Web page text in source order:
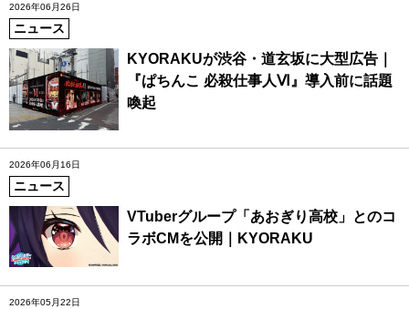
2026年06月26日
ニュース
KYORAKUが渋谷・道玄坂に大型広告｜
『ぱちんこ 必殺仕事人Ⅵ』導入前に話題
喚起
2026年06月16日
ニュース
VTuberグループ「あおぎり高校」とのコ
ラボCMを公開｜KYORAKU
2026年05月22日